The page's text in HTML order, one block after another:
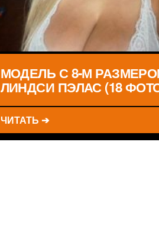
МОДЕЛЬ С 8-М
ЛИНДСИ ПЭЛАС (18
ЧИТАТЬ ➔